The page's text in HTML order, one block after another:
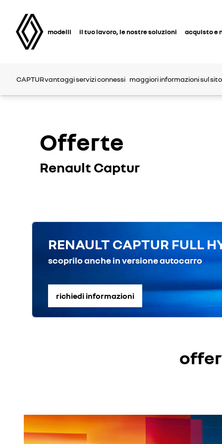
modelli il tuo lavoro, le nostre soluzioni acquisto e
CAPTURvantaggiservizi connessi maggiori informazioni sul
Offerte
Renault Captur
RENAULT CAPTUR FULL
scoprilo anche in versione autocarro
richiedi informazioni